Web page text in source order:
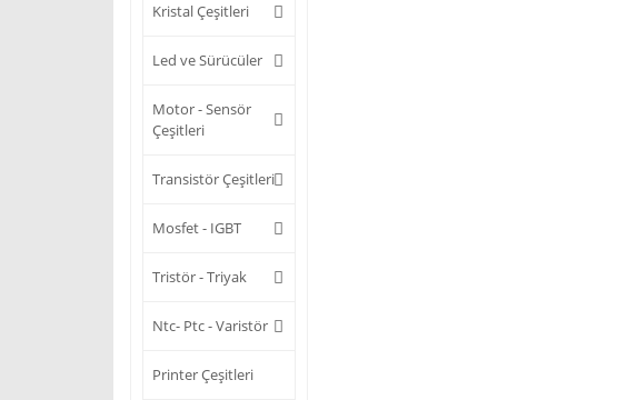
Kristal Çeşitleri
Led ve Sürücüler
Motor - Sensör
Çeşitleri
Transistör Çeşitleri
Mosfet - IGBT
Tristör - Triyak
Ntc- Ptc - Varistör
Printer Çeşitleri